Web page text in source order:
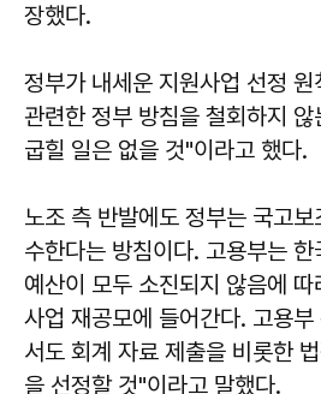
장했다.
정부가 내세운 지원사업 선정
관련한 정부 방침을 철회하지 않
굽힐 일은 없을 것"이라고 했다.
노조 측 반발에도 정부는 국고
수한다는 방침이다. 고용부는
예산이 모두 소진되지 않음에
사업 재공모에 들어간다. 고용부
서도 회계 자료 제출을 비롯한
을 선정할 것"이라고 말했다.